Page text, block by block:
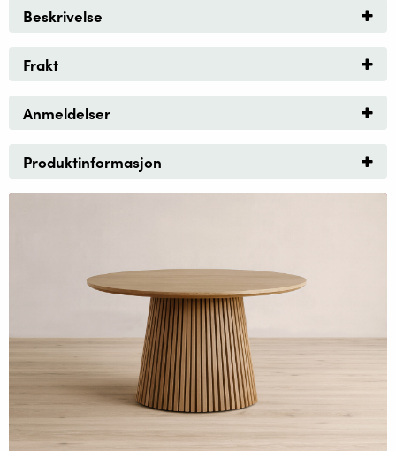
Beskrivelse
Frakt
Anmeldelser
Produktinformasjon